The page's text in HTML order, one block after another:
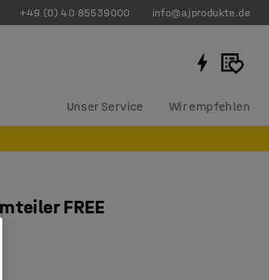
+49 (0) 40 85539000 info@ajprodukte.de
Unser Service Wir empfehlen
FREE